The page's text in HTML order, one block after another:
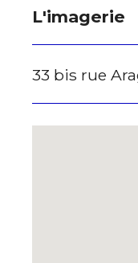
* Champ obligatoire
Statut /
L'imagerie
33 bis rue